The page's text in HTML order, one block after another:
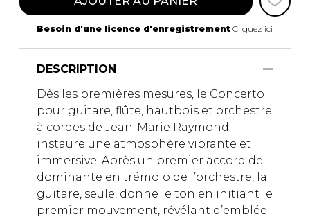
Besoin d'une licence d'enregistrement Cliquez ici
DESCRIPTION
Dès les premières mesures, le Concerto
pour guitare, flûte, hautbois et orchestre
à cordes de Jean-Marie Raymond
instaure une atmosphère vibrante et
immersive. Après un premier accord de
dominante en trémolo de l’orchestre, la
guitare, seule, donne le ton en initiant le
premier mouvement, révélant d’emblée